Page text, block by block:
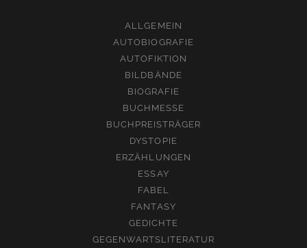
ALLGEMEIN
AUTOBIOGRAFIE
AUTOFIKTION
BILDBÄNDE
BIOGRAFIE
BUCHMESSE
BUCHPREISTRÄGER
DYSTOPIE
ERZÄHLUNGEN
ESSAY
FABEL
FANTASY
GEDICHTE
GEGENWARTSLITERATUR